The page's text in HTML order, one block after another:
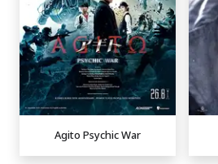
Agito Psychic War